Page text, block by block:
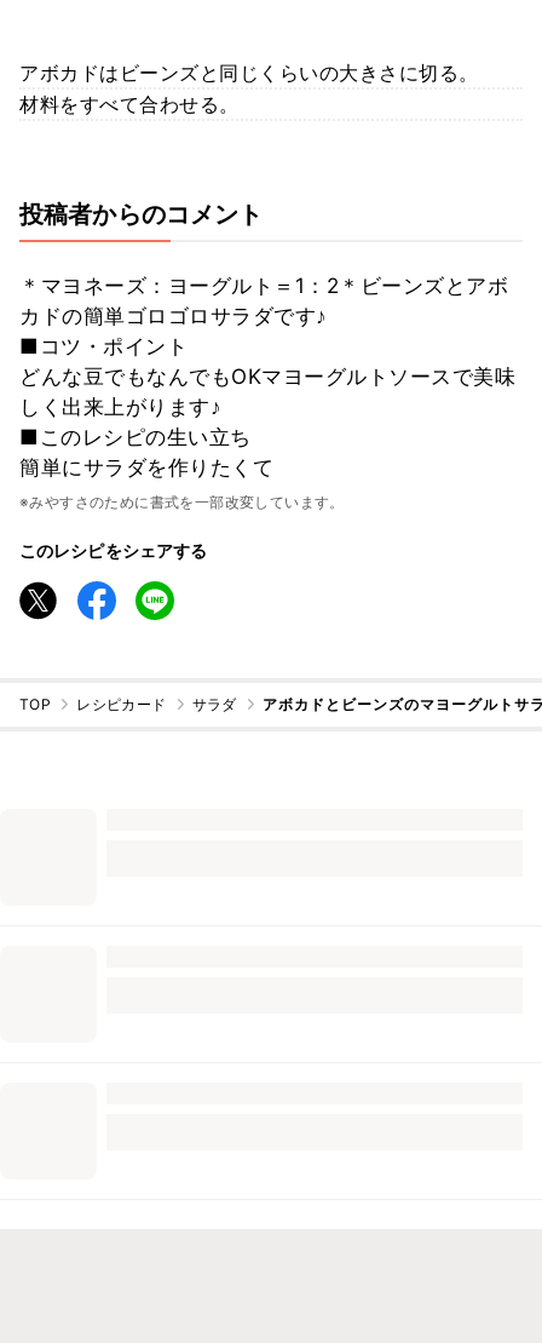
アボカドはビーンズと同じくらいの大きさに切る。
材料をすべて合わせる。
投稿者からのコメント
＊マヨネーズ：ヨーグルト＝1：2＊ビーンズとアボ
カドの簡単ゴロゴロサラダです♪
■コツ・ポイント
どんな豆でもなんでもOKマヨーグルトソースで美味
しく出来上がります♪
■このレシピの生い立ち
簡単にサラダを作りたくて
※みやすさのために書式を一部改変しています。
このレシピをシェアする
TOP レシピカード サラダ アボカドとビーンズのマヨーグルトサ